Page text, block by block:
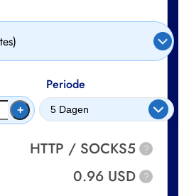
+
Periode
HTTP / SOCKS5 ?
0.96 USD ?